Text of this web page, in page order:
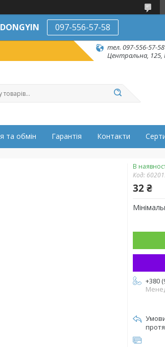
097-556-57-58
тел. 097-556-57-
Центральна, 125,
та обмін Гарантія Контакти
В
Код:
32 ₴
+380